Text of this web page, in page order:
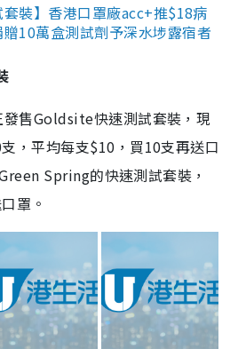
裝】香港口罩廠acc+推$18病
10萬盒測試劑予深水埗露宿者
售Goldsite快速測試套裝，現
，平均每支$10，買10支再送口
Spring的快速測試套裝，
罩。